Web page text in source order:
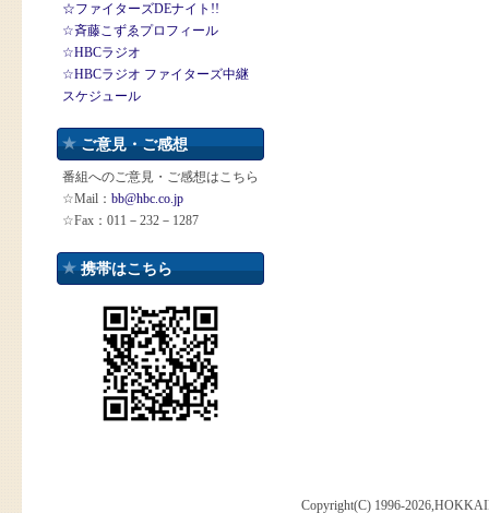
☆ファイターズDEナイト!!
☆斉藤こずゑプロフィール
☆HBCラジオ
☆HBCラジオ ファイターズ中継
スケジュール
ご意見・ご感想
番組へのご意見・ご感想はこちら
☆Mail： bb@hbc.co.jp
☆Fax：011－232－1287
携帯はこちら
Copyright(C) 1996-